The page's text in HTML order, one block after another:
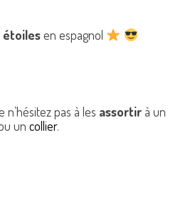
étoilesen espagnol
pas à les assortirà un
un collier.